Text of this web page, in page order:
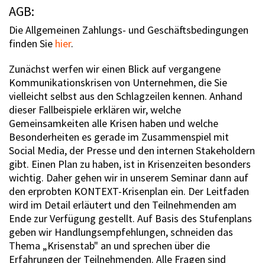
AGB:
Die Allgemeinen Zahlungs- und Geschäftsbedingungen
finden Sie hier.
Zunächst werfen wir einen Blick auf vergangene
Kommunikationskrisen von Unternehmen, die Sie
vielleicht selbst aus den Schlagzeilen kennen. Anhand
dieser Fallbeispiele erklären wir, welche
Gemeinsamkeiten alle Krisen haben und welche
Besonderheiten es gerade im Zusammenspiel mit
Social Media, der Presse und den internen Stakeholdern
gibt. Einen Plan zu haben, ist in Krisenzeiten besonders
wichtig. Daher gehen wir in unserem Seminar dann auf
den erprobten KONTEXT-Krisenplan ein. Der Leitfaden
wird im Detail erläutert und den Teilnehmenden am
Ende zur Verfügung gestellt. Auf Basis des Stufenplans
geben wir Handlungsempfehlungen, schneiden das
Thema „Krisenstab" an und sprechen über die
Erfahrungen der Teilnehmenden. Alle Fragen sind